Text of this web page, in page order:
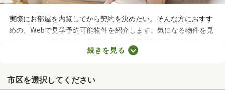
実際にお部屋を内覧してから契約を決めたい。そんな方におすす
めの、Webで見学予約可能物件を紹介します。気になる物件を見
つけたら、ご都合のよい日程ですぐに見学予約を申し込めるの
で、お部屋探しもスムーズに進みますよ。複数のお部屋を実際に
続きを見る
市区を選択してください